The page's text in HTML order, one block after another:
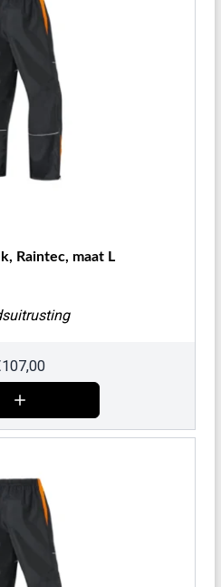
Raintec, maat L
107,00